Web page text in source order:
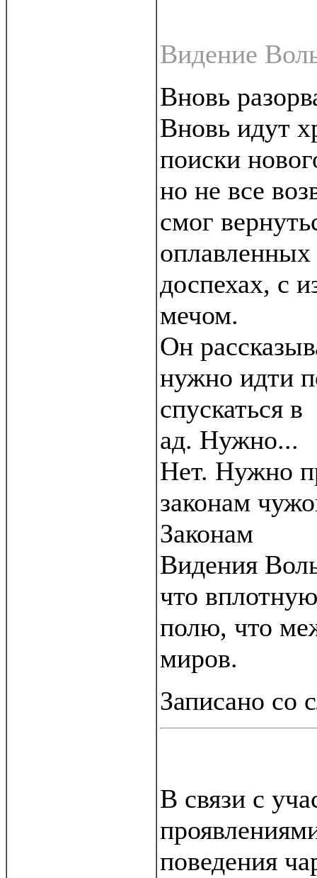
Видение
Вновь
Вновь идут
поиски
но не все
смог
оплавленных
доспехах, с
мечом.
Он
нужно идти
спускаться в
ад. Нужно...
Нет. Нужно
законам
Законам
Видения
что
полю, что
миров.
Записано со
В связи с
поведения